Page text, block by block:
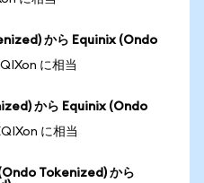
から Equinix (Ondo
に相当
から Equinix (Ondo
に相当
Tokenized) から